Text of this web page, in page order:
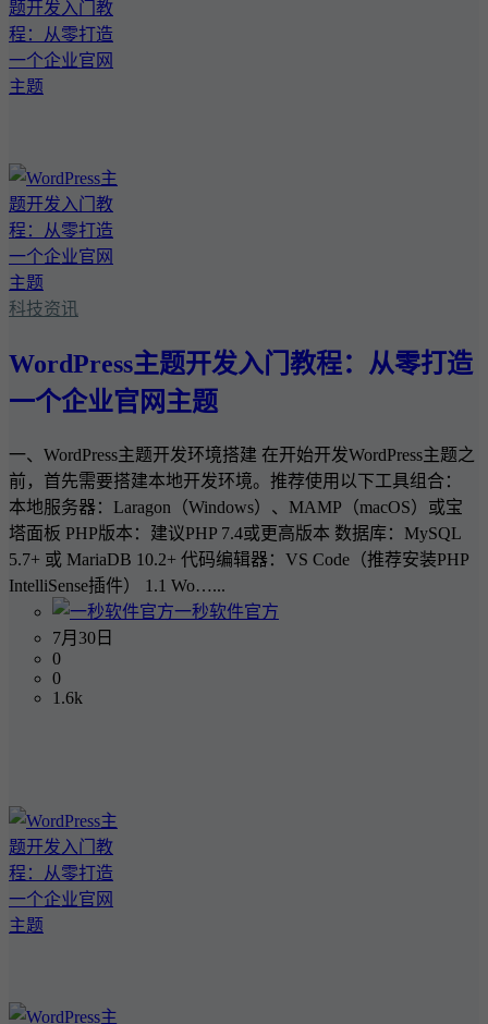
科技资讯
WordPress主题开发入门教程：从零打造
一个企业官网主题
一、WordPress主题开发环境搭建 在开始开发WordPress主题之
前，首先需要搭建本地开发环境。推荐使用以下工具组合：
本地服务器：Laragon（Windows）、MAMP（macOS）或宝
塔面板 PHP版本：建议PHP 7.4或更高版本 数据库：MySQL
5.7+ 或 MariaDB 10.2+ 代码编辑器：VS Code（推荐安装PHP
IntelliSense插件） 1.1 Wo…...
一秒软件官方
7月30日
0
0
1.6k